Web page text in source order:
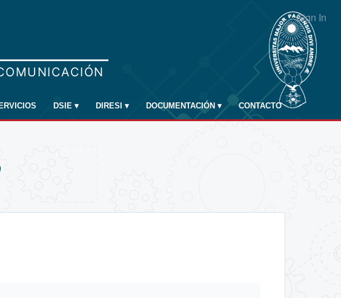
Sign In
DSIE ▾ DIRESI ▾ DOCUMENTACIÓN ▾ CONTACTO